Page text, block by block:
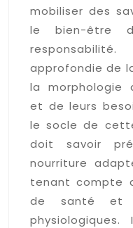
mobiliser des
le bien-être
approfondie de
la morphologie
et de leurs
le socle de
doit savoir
nourriture
tenant compte
de santé et